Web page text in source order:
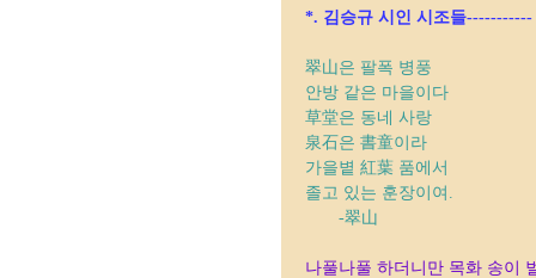
*. 김승규 시인 시조들-----------
翠山은 팔폭 병풍
안방 같은 마을이다
草堂은 동네 사랑
泉石은 書童이라
가을볕 紅葉 품에서
졸고 있는 훈장이여.
-翠山
나풀나풀 하더니만 목화 송이